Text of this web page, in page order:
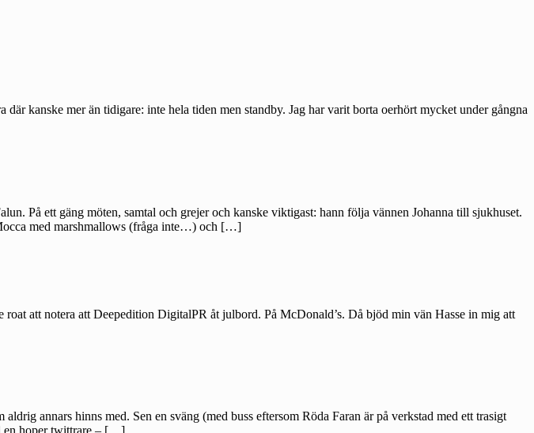
kanske mer än tidigare: inte hela tiden men standby. Jag har varit borta oerhört mycket under gångna
På ett gäng möten, samtal och grejer och kanske viktigast: hann följa vännen Johanna till sjukhuset.
med marshmallows (fråga inte…) och […]
att notera att Deepedition DigitalPR åt julbord. På McDonald’s. Då bjöd min vän Hasse in mig att
annars hinns med. Sen en sväng (med buss eftersom Röda Faran är på verkstad med ett trasigt